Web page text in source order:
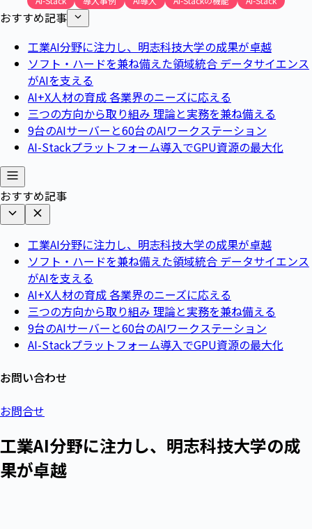
おすすめ記事
工業AI分野に注力し、明志科技大学の成果が卓越
ソフト・ハードを兼ね備えた領域統合 データサイエンス
がAIを支える
AI+X人材の育成 各業界のニーズに応える
三つの方向から取り組み 理論と実務を兼ね備える
9台のAIサーバーと60台のAIワークステーション
AI-Stackプラットフォーム導入でGPU資源の最大化
おすすめ記事
工業AI分野に注力し、明志科技大学の成果が卓越
ソフト・ハードを兼ね備えた領域統合 データサイエンス
がAIを支える
AI+X人材の育成 各業界のニーズに応える
三つの方向から取り組み 理論と実務を兼ね備える
9台のAIサーバーと60台のAIワークステーション
AI-Stackプラットフォーム導入でGPU資源の最大化
お問い合わせ
お問合せ
工業AI分野に注力し、明志科技大学の成
果が卓越